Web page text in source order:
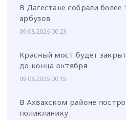
В Дагестане собрали более
арбузов
09.08.2026 00:23
Красный мост будет
до конца октября
09.08.2026 00:15
В Ахвахском районе
поликлинику